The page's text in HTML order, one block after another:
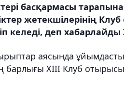
басқармасы
жетекшілерінің
келеді, деп хабарлайды
аясында
барлығы ХІІІ Клуб отырысы